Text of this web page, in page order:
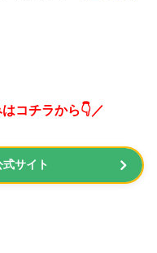
コチラから👇／
式サイト